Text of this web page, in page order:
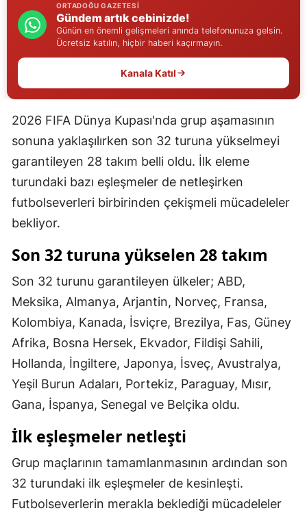
Eskişehir
Gaziantep
Giresun
Gümüşhane
Hakkari
Hatay
Isparta
İstanbul
İzmir
Kastamonu
Kayseri
Kırklareli
Konya
Kütahya
ORTADOĞU GAZETESI
Gündem artık cebinizde!
Günün en önemli gelişmeleri anında telefonunuza gelsin.
Ücretsiz katılın, hiçbir haberi kaçırmayın.
Kanala Katıl
2026 FIFA Dünya Kupası'nda grup aşamasının
sonuna yaklaşılırken son 32 turuna yükselmeyi
garantileyen 28 takım belli oldu. İlk eleme
turundaki bazı eşleşmeler de netleşirken
futbolseverleri birbirinden çekişmeli mücadeleler
bekliyor.
Son 32 turuna yükselen 28 takım
Son 32 turunu garantileyen ülkeler; ABD,
Meksika, Almanya, Arjantin, Norveç, Fransa,
Kolombiya, Kanada, İsviçre, Brezilya, Fas, Güney
Afrika, Bosna Hersek, Ekvador, Fildişi Sahili,
Hollanda, İngiltere, Japonya, İsveç, Avustralya,
Yeşil Burun Adaları, Portekiz, Paraguay, Mısır,
Gana, İspanya, Senegal ve Belçika oldu.
İlk eşleşmeler netleşti
Grup maçlarının tamamlanmasının ardından son
32 turundaki ilk eşleşmeler de kesinleşti.
Futbolseverlerin merakla beklediği mücadeleler